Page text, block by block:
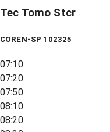
Tec Tomo Stcr
COREN-SP 102325
07:10
07:20
07:50
08:10
08:20